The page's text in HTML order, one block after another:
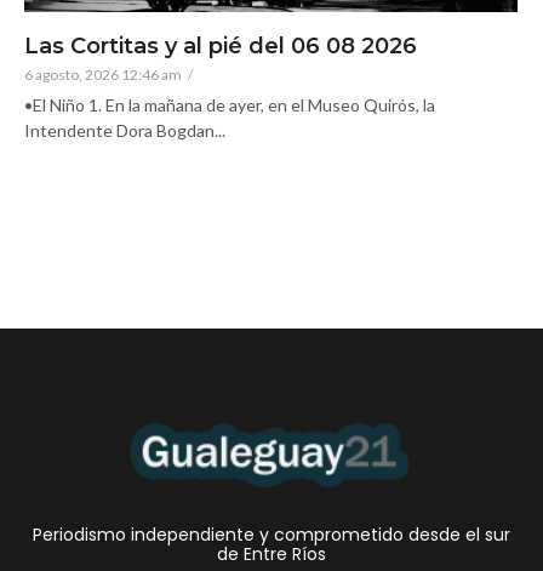
Las Cortitas y al pié del 06 08 2026
6 agosto, 2026 12:46 am /
•El Niño 1. En la mañana de ayer, en el Museo Quirós, la
Intendente Dora Bogdan...
Periodismo independiente y comprometido desde el sur
de Entre Ríos